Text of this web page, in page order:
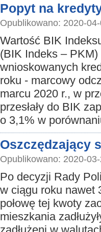
Popyt na
Opublikowano: 2020-
Wartość BIK
(BIK Indeks –
wnioskowanych
roku - marcowy
marcu 2020 r., w
przesłały do BIK
o 3,1% w
Oszczędzający
Opublikowano: 2020-
Po decyzji Rady
w ciągu roku nawet
połowę tej kwoty
mieszkania